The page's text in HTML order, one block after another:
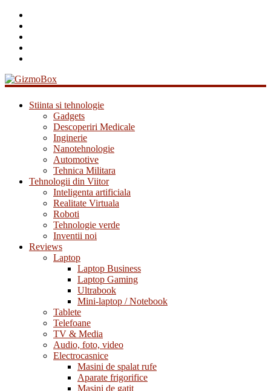
GizmoBox
Stiinta si tehnologie
Gadgets
Descoperiri Medicale
Inginerie
Nanotehnologie
Automotive
Tehnica Militara
Tehnologii din Viitor
Inteligenta artificiala
Realitate Virtuala
Roboti
Tehnologie verde
Inventii noi
Reviews
Laptop
Laptop Business
Laptop Gaming
Ultrabook
Mini-laptop / Notebook
Tablete
Telefoane
TV & Media
Audio, foto, video
Electrocasnice
Masini de spalat rufe
Aparate frigorifice
Masini de gatit